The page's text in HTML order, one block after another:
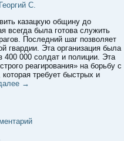
Георгий С.
казацкую общину до
всегда была готова служить
Последний шаг позволяет
гвардии. Эта организация была
400 000 солдат и полиции. Эта
реагирования» на борьбу с
требует быстрых и
→